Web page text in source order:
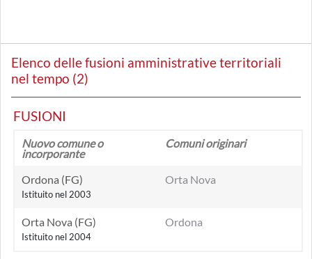
Elenco delle fusioni amministrative territoriali
nel tempo (2)
FUSIONI
Nuovo comune o
incorporante
Comuni originari
Ordona (FG)
Istituito nel 2003
Orta Nova
Orta Nova (FG)
Istituito nel 2004
Ordona